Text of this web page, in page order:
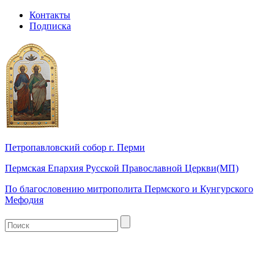
Контакты
Подписка
Петропавловский собор г. Перми
Пермская Епархия Русской Православной Церкви(МП)
По благословению митрополита Пермского и Кунгурского
Мефодия